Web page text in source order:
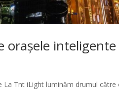
orașele inteligente
Tnt iLight luminăm drumul